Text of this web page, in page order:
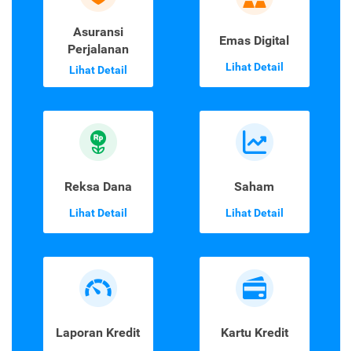
Asuransi
Perjalanan
Lihat Detail
Emas Digital
Lihat Detail
Reksa Dana
Lihat Detail
Saham
Lihat Detail
Laporan Kredit Kartu Kredit